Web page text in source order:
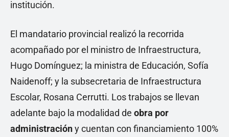
institución.
El mandatario provincial realizó la recorrida
acompañado por el ministro de Infraestructura,
Hugo Domínguez; la ministra de Educación, Sofía
Naidenoff; y la subsecretaria de Infraestructura
Escolar, Rosana Cerrutti. Los trabajos se llevan
adelante bajo la modalidad de obra por
administracióny cuentan con financiamiento 100%